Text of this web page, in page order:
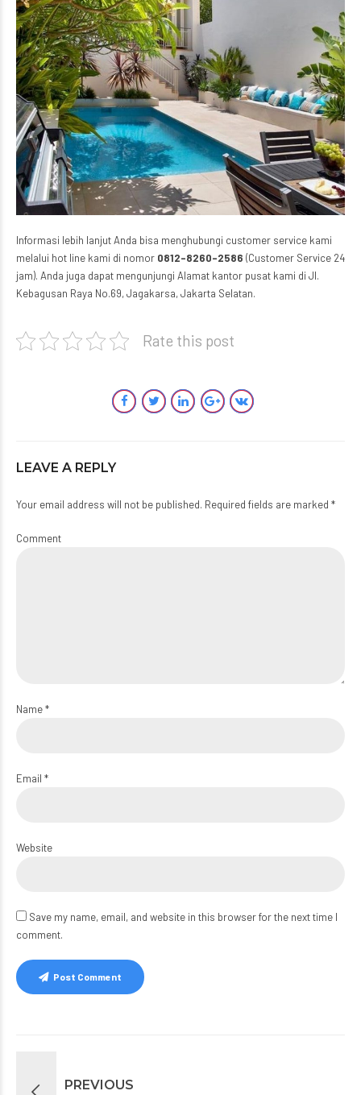
Informasi lebih lanjut Anda bisa menghubungi customer service kami
melalui hot line kami di nomor 0812-8260-2586 (Customer Service 24
jam). Anda juga dapat mengunjungi Alamat kantor pusat kami di Jl.
Kebagusan Raya No.69, Jagakarsa, Jakarta Selatan.
Rate this post
LEAVE A REPLY
Your email address will not be published. Required fields are marked *
Comment
Name *
Email *
Website
Save my name, email, and website in this browser for the next time I
comment.
Post Comment
PREVIOUS